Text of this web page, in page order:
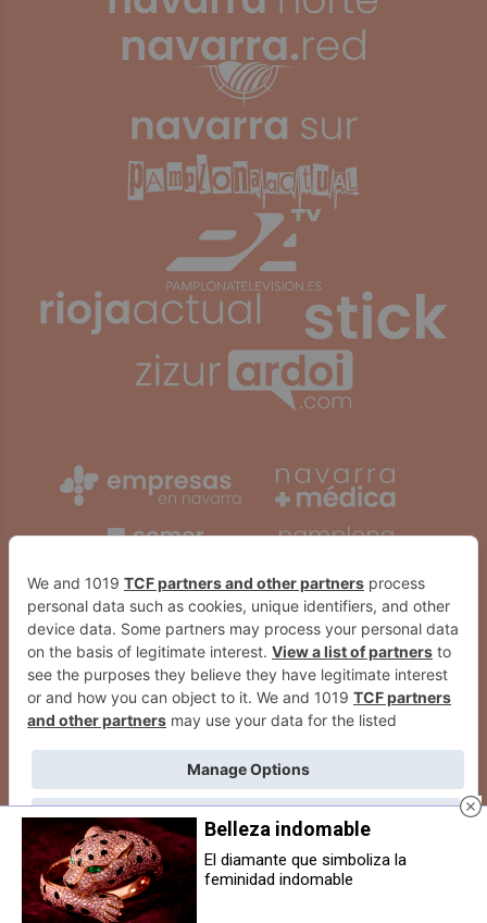
Personas empadronadas en
Tafalla ya pueden entre las tres
propuestas para el cartel oficial
Javier Isasi y Sara Skalniak se
Belleza indomable
El diamante que simboliza la
feminidad indomable